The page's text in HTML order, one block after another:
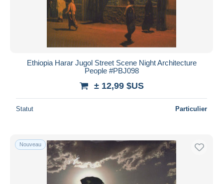
Ethiopia Harar Jugol Street Scene Night Architecture
People #PBJ098
± 12,99 $US
Statut Particulier
Nouveau